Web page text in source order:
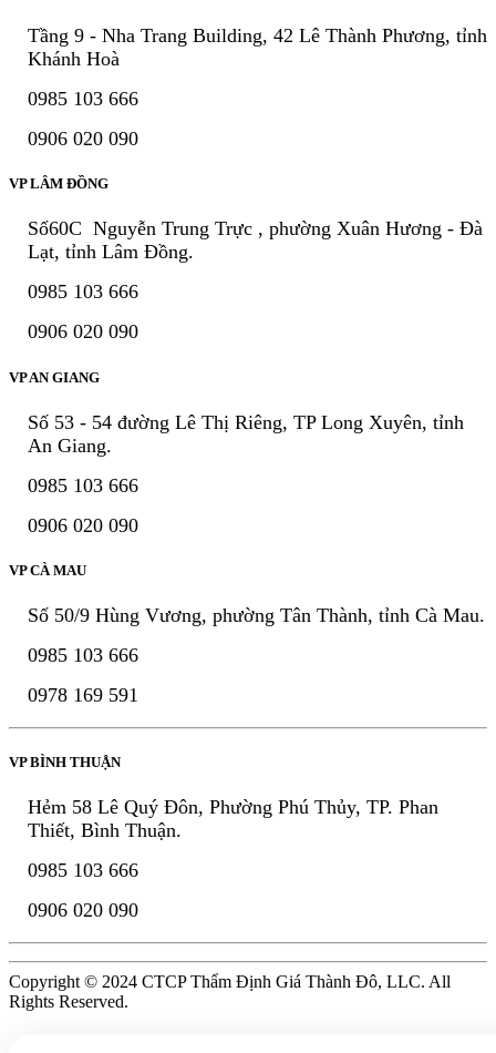
Tầng 9 - Nha Trang Building, 42 Lê Thành Phương, tỉnh
Khánh Hoà
0985 103 666
0906 020 090
VP LÂM ĐỒNG
Số60C Nguyễn Trung Trực , phường Xuân Hương - Đà
Lạt, tỉnh Lâm Đồng.
0985 103 666
0906 020 090
VP AN GIANG
Số 53 - 54 đường Lê Thị Riêng, TP Long Xuyên, tỉnh
An Giang.
0985 103 666
0906 020 090
VP CÀ MAU
Số 50/9 Hùng Vương, phường Tân Thành, tỉnh Cà Mau.
0985 103 666
0978 169 591
VP BÌNH THUẬN
Hẻm 58 Lê Quý Đôn, Phường Phú Thủy, TP. Phan
Thiết, Bình Thuận.
0985 103 666
0906 020 090
Copyright © 2024 CTCP Thẩm Định Giá Thành Đô, LLC. All
Rights Reserved.